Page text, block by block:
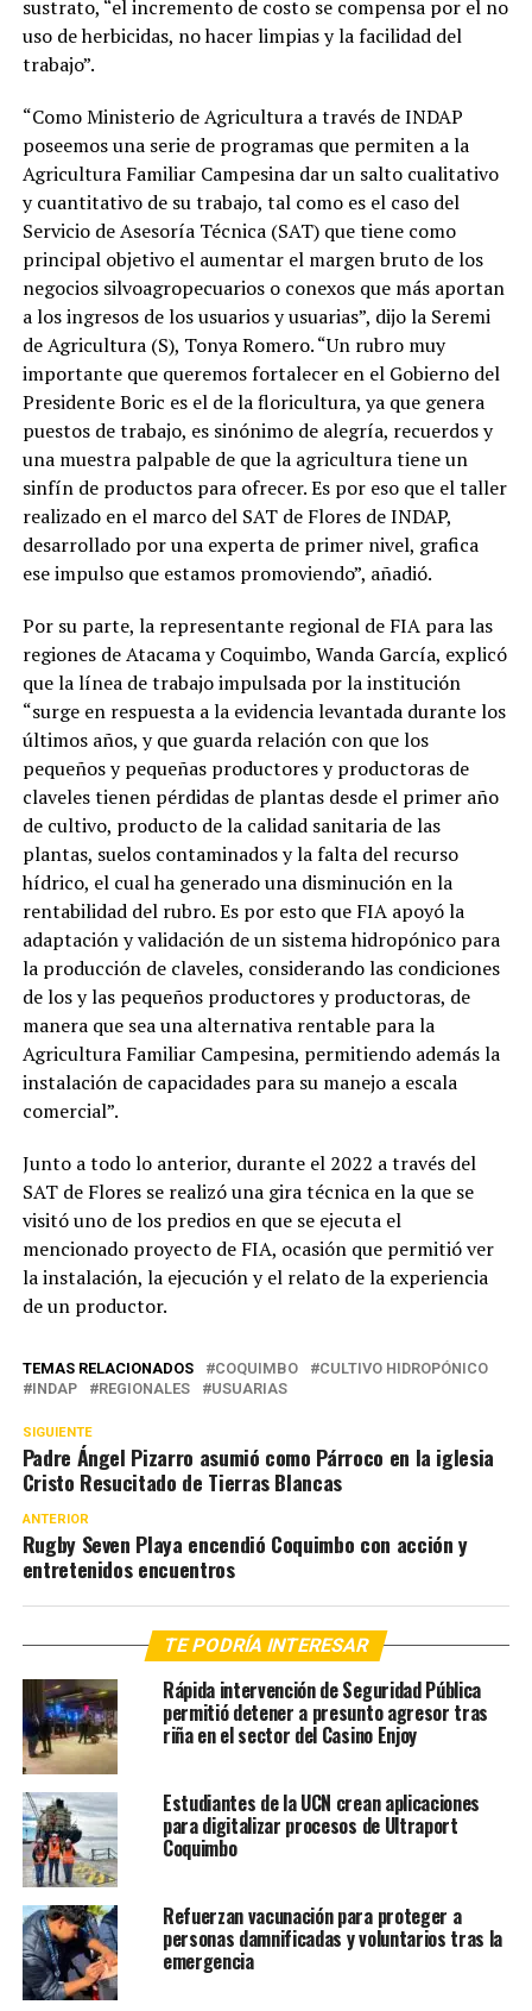
sustrato, “el incremento de costo se compensa por el no
uso de herbicidas, no hacer limpias y la facilidad del
trabajo”.
“Como Ministerio de Agricultura a través de INDAP
poseemos una serie de programas que permiten a la
Agricultura Familiar Campesina dar un salto cualitativo
y cuantitativo de su trabajo, tal como es el caso del
Servicio de Asesoría Técnica (SAT) que tiene como
principal objetivo el aumentar el margen bruto de los
negocios silvoagropecuarios o conexos que más aportan
a los ingresos de los usuarios y usuarias”, dijo la Seremi
de Agricultura (S), Tonya Romero. “Un rubro muy
importante que queremos fortalecer en el Gobierno del
Presidente Boric es el de la floricultura, ya que genera
puestos de trabajo, es sinónimo de alegría, recuerdos y
una muestra palpable de que la agricultura tiene un
sinfín de productos para ofrecer. Es por eso que el taller
realizado en el marco del SAT de Flores de INDAP,
desarrollado por una experta de primer nivel, grafica
ese impulso que estamos promoviendo”, añadió.
Por su parte, la representante regional de FIA para las
regiones de Atacama y Coquimbo, Wanda García, explicó
que la línea de trabajo impulsada por la institución
“surge en respuesta a la evidencia levantada durante los
últimos años, y que guarda relación con que los
pequeños y pequeñas productores y productoras de
claveles tienen pérdidas de plantas desde el primer año
de cultivo, producto de la calidad sanitaria de las
plantas, suelos contaminados y la falta del recurso
hídrico, el cual ha generado una disminución en la
rentabilidad del rubro. Es por esto que FIA apoyó la
adaptación y validación de un sistema hidropónico para
la producción de claveles, considerando las condiciones
de los y las pequeños productores y productoras, de
manera que sea una alternativa rentable para la
Agricultura Familiar Campesina, permitiendo además la
instalación de capacidades para su manejo a escala
comercial”.
Junto a todo lo anterior, durante el 2022 a través del
SAT de Flores se realizó una gira técnica en la que se
visitó uno de los predios en que se ejecuta el
mencionado proyecto de FIA, ocasión que permitió ver
la instalación, la ejecución y el relato de la experiencia
de un productor.
TEMAS RELACIONADOS COQUIMBO
CULTIVO HIDROPÓNICO
INDAP
REGIONALES USUARIAS
SIGUIENTE
Padre Ángel Pizarro asumió como Párroco en la iglesia
Cristo Resucitado de Tierras Blancas
ANTERIOR
Rugby Seven Playa encendió Coquimbo con acción y
entretenidos encuentros
TE PODRÍA INTERESAR
Rápida intervención de Seguridad Pública
permitió detener a presunto agresor tras
riña en el sector del Casino Enjoy
Estudiantes de la UCN crean aplicaciones
para digitalizar procesos de Ultraport
Coquimbo
Refuerzan vacunación para proteger a
personas damnificadas y voluntarios tras la
emergencia